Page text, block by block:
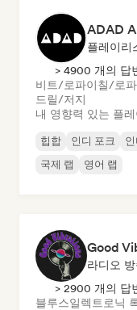
ADAD
플레이리
> 4900 개의 답
비트/로파이칠/로
드릴/저지
내 영향력 있는 플
힙합 인디 포크
국제 랩
영어 랩
Good
라디오
> 2900 개의 답
블루스일렉트로닉